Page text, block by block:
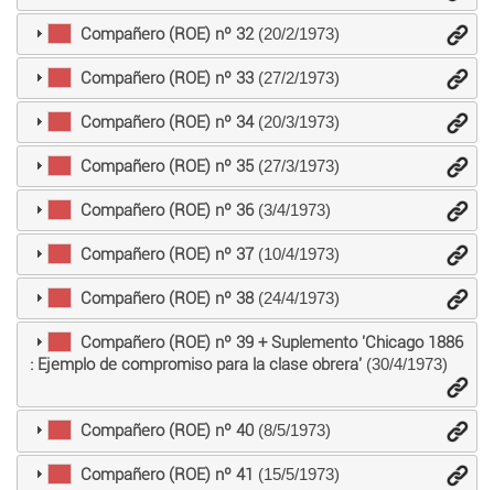
Compañero (ROE) nº 32(20/2/1973)
Compañero (ROE) nº 33(27/2/1973)
Compañero (ROE) nº 34(20/3/1973)
Compañero (ROE) nº 35(27/3/1973)
Compañero (ROE) nº 36(3/4/1973)
Compañero (ROE) nº 37 (10/4/1973)
Compañero (ROE) nº 38(24/4/1973)
Compañero (ROE) nº 39 + Suplemento 'Chicago 1886
: Ejemplo de compromiso para la clase obrera'(30/4/1973)
Compañero (ROE) nº 40(8/5/1973)
Compañero (ROE) nº 41 (15/5/1973)